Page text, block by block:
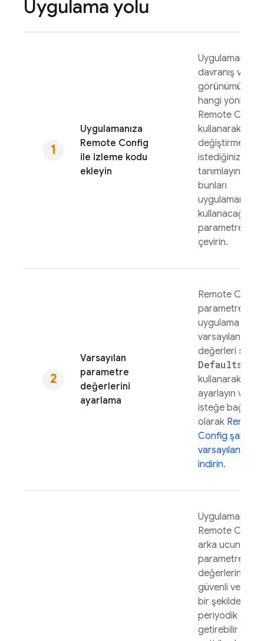
Uygulama yolu
Uygulamanıza
Remote Config
ile izleme kodu
ekleyin
Uygulamanızın
davranış ve
görünümünün
hangi yönlerini
Remote Config
kullanarak
değiştirmek
istediğinizi
tanımlayın ve
bunları
uygulamanızda
kullanacağınız
parametrelere
çevirin.
Varsayılan
parametre
değerlerini
ayarlama
Remote Config
parametreleri
uygulama içi
varsayılan
değerleri set
Defaults(
kullanarak
ayarlayın ve
isteğe bağlı
olarak Remote
Config şablonu
indirin.
Uygulamanız,
Remote Config
arka ucundan
parametre
değerlerini
güvenli ve
bir şekilde
periyodik
getirebilir ve